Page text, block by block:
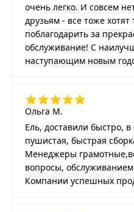
очень легко. И совсем
друзьям - все тоже
поблагодарить за
обслуживание! С
наступающим новым
Ольга М.
Ель, доставили быстро, в
пушистая, быстрая
Менеджеры
вопросы, обслуживанием
Компании успешных